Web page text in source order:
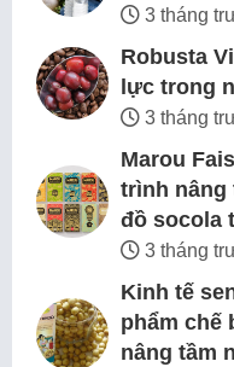
3 tháng
Robusta
lực trong
3 tháng
Marou
trình nâng
đồ socola
3 tháng
Kinh tế
phẩm chế
nâng tầm